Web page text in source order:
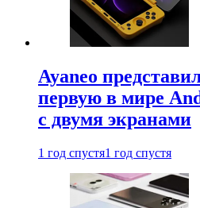
Ayaneo
первую в мире
с двумя экранами
1 год спустя1 год спустя